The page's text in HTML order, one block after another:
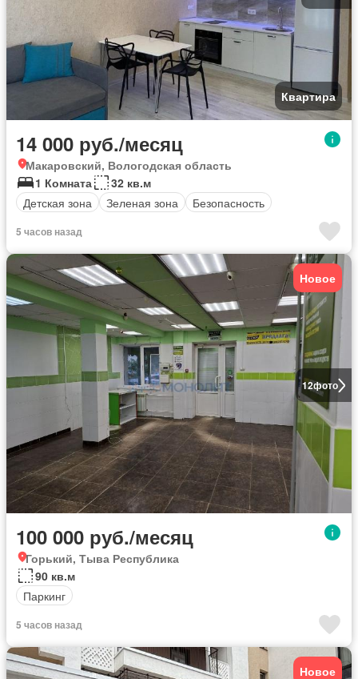
Квартира
14 000 руб./месяц
Макаровский, Вологодская область
1 Комната
32 кв.м
Детская зона
Зеленая зона Безопасность
5 часов назад
12фото
Новое
100 000 руб./месяц
Горький, Тыва Республика
90 кв.м
Паркинг
5 часов назад
Новое